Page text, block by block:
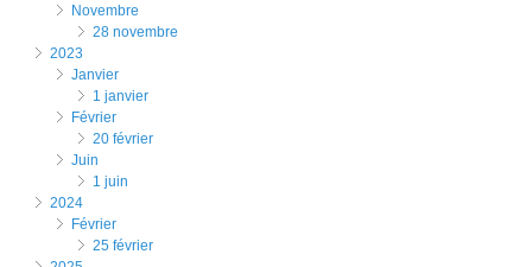
novembre
28 novembre
2023
janvier
1 janvier
février
20 février
juin
1 juin
2024
février
25 février